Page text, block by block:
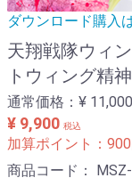
ダウンロード購入
天翔戦隊ウィ
トウィング精
通常価格： ¥ 11,000
¥ 9,900 税込
加算ポイント： 900
商品コード：